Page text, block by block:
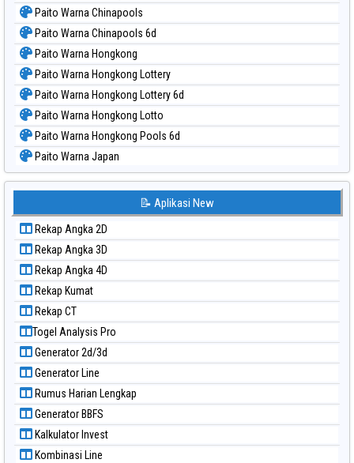
Paito Warna Chinapools
Paito Warna Chinapools 6d
Paito Warna Hongkong
Paito Warna Hongkong Lottery
Paito Warna Hongkong Lottery 6d
Paito Warna Hongkong Lotto
Paito Warna Hongkong Pools 6d
Paito Warna Japan
Paito Warna Japan 6d
Paito Warna Kuda Lari
Paito Warna Magnum Cambodia
Paito Warna Nagoya
Paito Warna New York Midday
Paito Warna North Carolina Day
Paito Warna Pcso
Paito Warna Pennsylvania Day
Paito Warna Sao Paulo
Paito Warna Singapore
Paito Warna Sydney
Paito Warna Sydney Lottery
Paito Warna Sydney Lottery 6d
📝 Aplikasi New
Rekap Angka 2D
Rekap Angka 3D
Rekap Angka 4D
Rekap Kumat
Rekap CT
Togel Analysis Pro
Generator 2d/3d
Generator Line
Rumus Harian Lengkap
Generator BBFS
Kalkulator Invest
Kombinasi Line